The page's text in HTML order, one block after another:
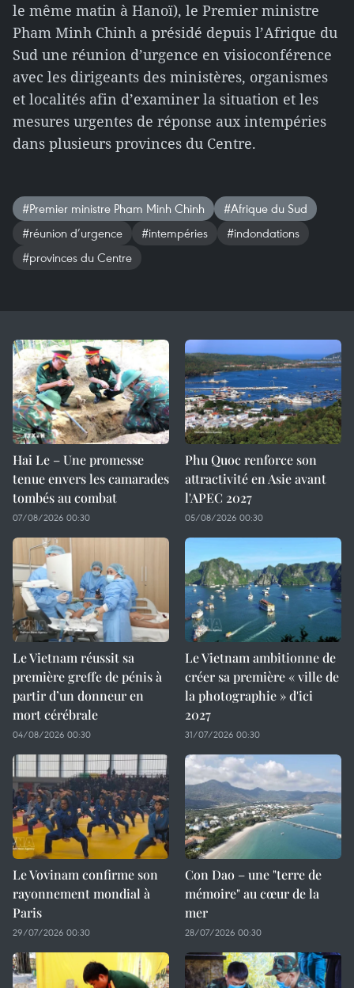
le même matin à Hanoï), le Premier ministre
Pham Minh Chinh a présidé depuis l’Afrique du
Sud une réunion d’urgence en visioconférence
avec les dirigeants des ministères, organismes
et localités afin d’examiner la situation et les
mesures urgentes de réponse aux intempéries
dans plusieurs provinces du Centre.
#Premier ministre Pham Minh Chinh
#Afrique du Sud
#réunion d’urgence
#intempéries
#indondations
#provinces du Centre
Hai Le – Une promesse
tenue envers les camarades
tombés au combat
07/08/2026 00:30
Phu Quoc renforce son
attractivité en Asie avant
l'APEC 2027
05/08/2026 00:30
Le Vietnam réussit sa
première greffe de pénis à
partir d’un donneur en
mort cérébrale
04/08/2026 00:30
Le Vietnam ambitionne de
créer sa première « ville de
la photographie » d'ici
2027
31/07/2026 00:30
Le Vovinam confirme son
rayonnement mondial à
Paris
29/07/2026 00:30
Con Dao – une "terre de
mémoire" au cœur de la
mer
28/07/2026 00:30